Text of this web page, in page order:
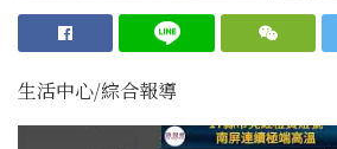
生活中心/綜合報導